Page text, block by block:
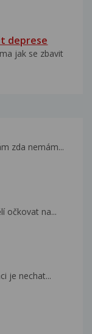
deprese
jak se zbavit
zda nemám...
očkovat na...
je nechat...